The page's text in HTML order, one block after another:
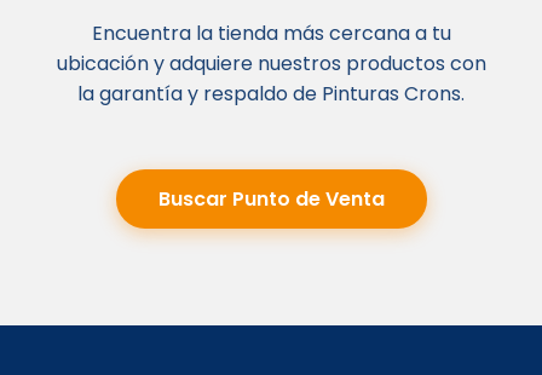
Encuentra la tienda más cercana a tu
ubicación y adquiere nuestros productos con
la garantía y respaldo de Pinturas Crons.
Buscar Punto de Venta